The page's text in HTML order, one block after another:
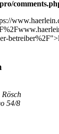
54/8